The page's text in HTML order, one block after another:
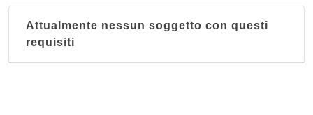
Attualmente nessun soggetto con questi
requisiti